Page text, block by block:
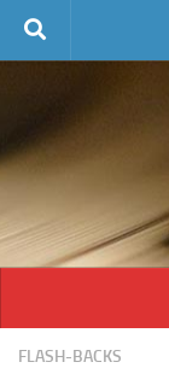
Skip to content
FLASH-BACKS